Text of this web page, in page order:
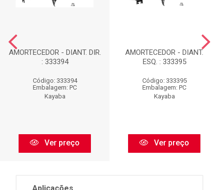
AMORTECEDOR - DIANT. DIR.
: 333394
Código: 333394
Embalagem: PC
Kayaba
Ver preço
AMORTECEDOR - DIANT.
ESQ. : 333395
Código: 333395
Embalagem: PC
Kayaba
Ver preço